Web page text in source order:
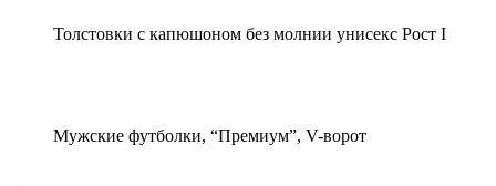
Толстовки с капюшоном без молнии унисекс Рост I
Мужские футболки, “Премиум”, V-ворот